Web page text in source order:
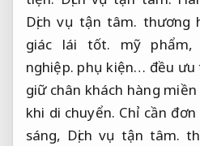
Dịch vụ tận tâm. thương
giác lái tốt. mỹ phẩm,
nghiệp. phụ kiện… đều ưu
giữ chân khách hàng miền
khi di chuyển. Chỉ cần
sáng, Dịch vụ tận tâm.